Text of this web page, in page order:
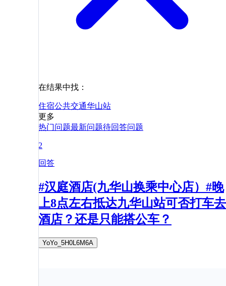
在结果中找：
住宿公共交通华山站
更多
热门问题最新问题待回答问题
2
回答
#汉庭酒店(九华山换乘中心店）#晚
上8点左右抵达九华山站可否打车去
酒店？还是只能搭公车？
YoYo_5H0L6M6A